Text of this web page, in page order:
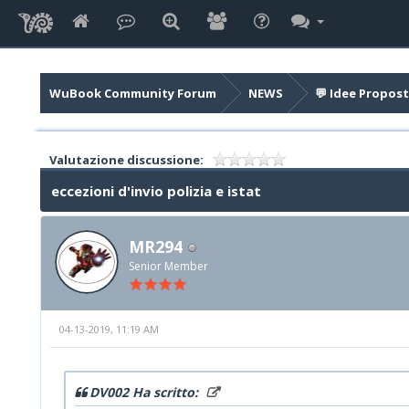
WuBook Community Forum NEWS 💬 Idee
Valutazione discussione:
eccezioni d'invio polizia e istat
MR294
Senior Member
04-13-2019, 11:19 AM
DV002 Ha scritto: